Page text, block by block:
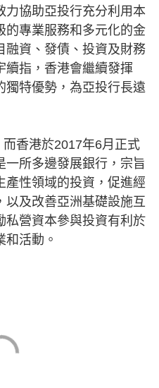
力協助亞投行充分利用本
的專業服務和多元化的金
融資、發債、投資及財務
續指，香港會繼續發揮
獨特優勢，為亞投行長遠
香港於2017年6月正式
一所多邊發展銀行，宗旨
產性領域的投資，促進經
以及改善亞洲基礎設施互
私營資本參與投資有利於
活動。